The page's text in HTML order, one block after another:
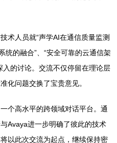
术人员就“声学AI在通信质量监测
统的融合”、“安全可靠的云通信架
的讨论。交流不仅停留在理论层
化问题交换了宝贵意见。
个高水平的跨领域对话平台。通
Avaya进一步明确了彼此的技术
以此次交流为起点，继续保持密